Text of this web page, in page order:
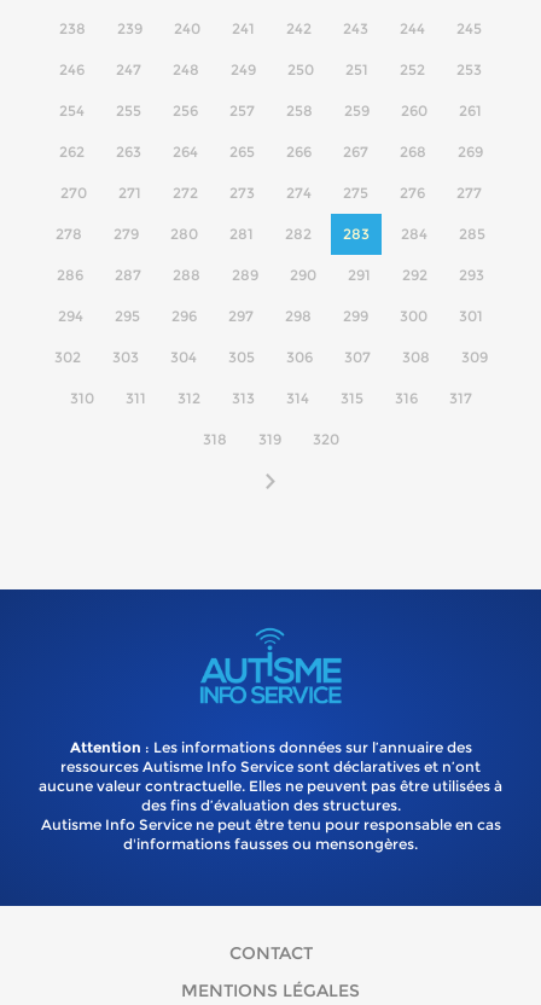
238 239 240 241 242 243 244 245
246 247 248 249 250 251 252 253
254 255 256 257 258 259 260 261
262 263 264 265 266 267 268 269
270 271 272 273 274 275 276 277
278 279 280 281 282 283 284 285
286 287 288 289 290 291 292 293
294 295 296 297 298 299 300 301
302 303 304 305 306 307 308 309
310 311 312 313 314 315 316 317
318 319 320
Attention : Les informations données sur l’annuaire des
ressources Autisme Info Service sont déclaratives et n’ont
aucune valeur contractuelle. Elles ne peuvent pas être utilisées à
des fins d’évaluation des structures.
Autisme Info Service ne peut être tenu pour responsable en cas
d'informations fausses ou mensongères.
CONTACT
MENTIONS LÉGALES